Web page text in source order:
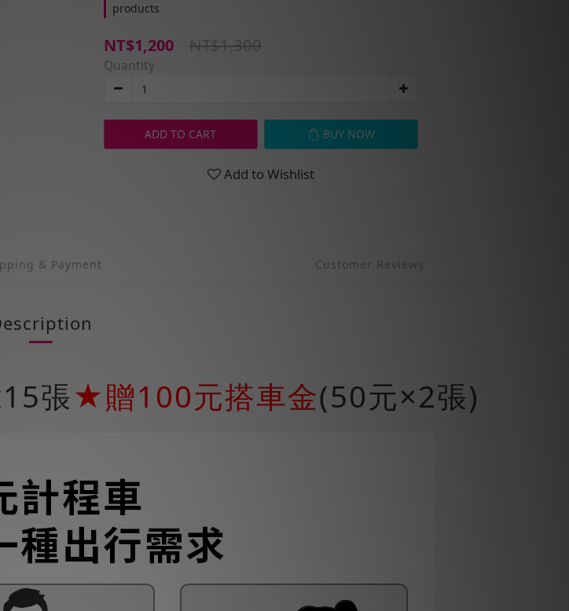
products
NT$1,200 NT$1,300
Quantity
ADD TO CART BUY NOW
Add to Wishlist
& Payment Customer Reviews
張★贈100元搭車金(50元×2張)